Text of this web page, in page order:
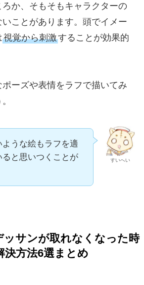
か、そもそもキャラクターの
ことがあります。頭でイメー
視覚から刺激することが効果的
ーズや表情をラフで描いてみ
すいへい
うな絵もラフを適
ると思いつくことが
ッサンが取れなくなった時
決方法6選 まとめ